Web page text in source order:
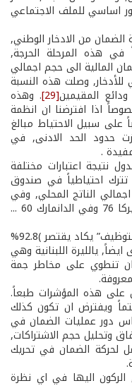
اساسي للملف الاجتماعي
من الادخار الوطني,
في هذه المرحلة الحرجة,
المالية الى حجم اجمالي
وصلت هذه النسبة
[29] . وهذه
اذا افترضنا ان انظمة
على سبيل الاحتياط مبالغ
حدود الحد الادنى, في
.
نتيجة اعتبارات مختلفة
فأن هولندا, مثلاً, كانت في 1990­1992 تترك احتياطياً في صندوق
لديها يصل الى 76% من اجمالي الناتج المحلي, وفي
سويسرا 70% وفي بريطانيا 73 وفي اميركا 76 وفي الدانمارك 60 ...
اما في لبنان فأن ما يلفت ايضاً هو ان “التوظيف” يكاد يقتصر )92.8%
يالليرة اللبنانية وهي
ان تنطوي على مخاطر جمة
على هذه المؤشرات طبعاً.
ويفترض ان تكون كذلك
دور عمليات الضمان في
وتحليل حجم الاشتراكات,
لحركة الضمان في تحريك
اليها في اي نظرة